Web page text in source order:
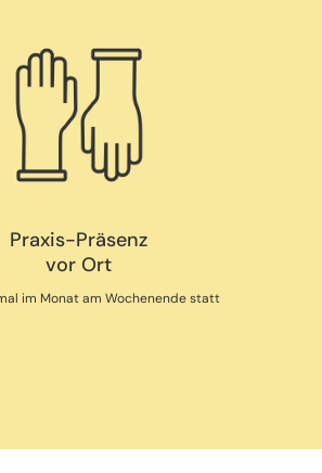
Praxis-Präsenz
vor Ort
im Monat am Wochenende statt